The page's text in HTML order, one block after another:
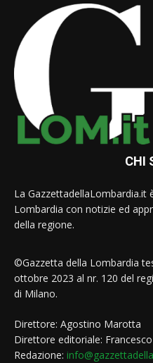
CHI
La GazzettadellaLombardia.it
Lombardia con notizie ed
della regione.
©Gazzetta della Lombardia
ottobre 2023 al nr. 120 del
di Milano.
Direttore: Agostino Marotta
Direttore editoriale:
Redazione: